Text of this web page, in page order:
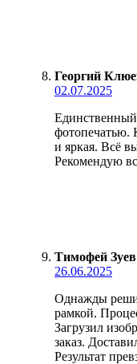
Георгий
02.07.2025
фотопечатью.
и яркая. Всё
Рекомендую
Тимофей Зуев
26.06.2025
Однажды
рамкой.
Загрузил
заказ.
Результат